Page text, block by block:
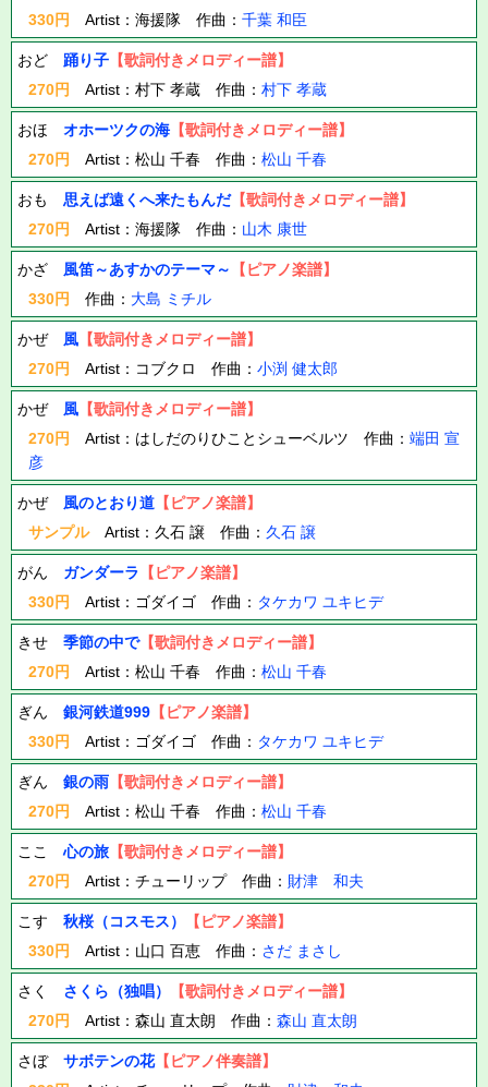
330円
Artist：海援隊 作曲： 千葉 和臣
おど 踊り子 【歌詞付きメロディー譜】
270円
Artist：村下 孝蔵 作曲： 村下 孝蔵
おほ オホーツクの海 【歌詞付きメロディー譜】
270円
Artist：松山 千春 作曲： 松山 千春
おも 思えば遠くへ来たもんだ【歌詞付きメロディー譜】
270円
Artist：海援隊 作曲： 山木 康世
かざ 風笛～あすかのテーマ～
【ピアノ楽譜】
330円
作曲： 大島 ミチル
かぜ 風 【歌詞付きメロディー譜】
270円
Artist：コブクロ 作曲： 小渕 健太郎
かぜ 風 【歌詞付きメロディー譜】
270円
Artist：はしだのりひことシューベルツ 作曲： 端田 宣
彦
かぜ 風のとおり道 【ピアノ楽譜】
サンプルArtist：久石 譲 作曲： 久石 譲
がん ガンダーラ 【ピアノ楽譜】
330円
Artist：ゴダイゴ 作曲： タケカワ ユキヒデ
きせ 季節の中で【歌詞付きメロディー譜】
270円
Artist：松山 千春 作曲： 松山 千春
ぎん 銀河鉄道999 【ピアノ楽譜】
330円
Artist：ゴダイゴ 作曲： タケカワ ユキヒデ
ぎん 銀の雨 【歌詞付きメロディー譜】
270円
Artist：松山 千春 作曲： 松山 千春
ここ 心の旅 【歌詞付きメロディー譜】
270円
Artist：チューリップ 作曲： 財津 和夫
こす 秋桜（コスモス）
【ピアノ楽譜】
330円
Artist：山口 百恵 作曲： さだ まさし
さく さくら（独唱）
【歌詞付きメロディー譜】
270円
Artist：森山 直太朗 作曲： 森山 直太朗
さぼ サボテンの花【ピアノ伴奏譜】